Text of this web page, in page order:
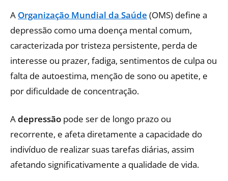
A Organização Mundial da Saúde (OMS) define a
depressão como uma doença mental comum,
caracterizada por tristeza persistente, perda de
interesse ou prazer, fadiga, sentimentos de culpa ou
falta de autoestima, menção de sono ou apetite, e
por dificuldade de concentração.
Adepressão pode ser de longo prazo ou
recorrente, e afeta diretamente a capacidade do
indivíduo de realizar suas tarefas diárias, assim
afetando significativamente a qualidade de vida.